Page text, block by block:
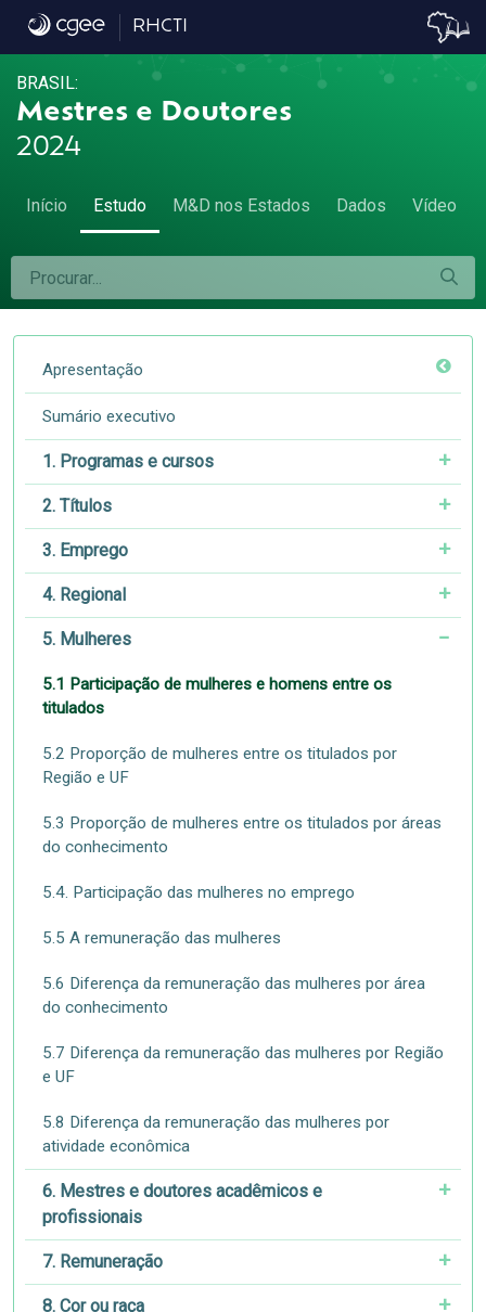
5.1 Participação de mulheres e homens
RHCTI
BRASIL:
Mestres e Doutores
2024
Início Estudo M&D nos Estados Dados Vídeo
Apresentação
Sumário executivo
1. Programas e cursos
2. Títulos
3. Emprego
4. Regional
5. Mulheres
5.1 Participação de mulheres e homens entre os
titulados
5.2 Proporção de mulheres entre os titulados por
Região e UF
5.3 Proporção de mulheres entre os titulados por áreas
do conhecimento
5.4. Participação das mulheres no emprego
5.5 A remuneração das mulheres
5.6 Diferença da remuneração das mulheres por área
do conhecimento
5.7 Diferença da remuneração das mulheres por Região
e UF
5.8 Diferença da remuneração das mulheres por
atividade econômica
6. Mestres e doutores acadêmicos e
profissionais
7. Remuneração
8. Cor ou raça